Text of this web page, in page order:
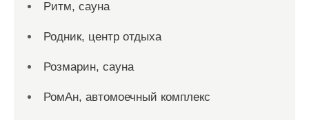
Ритм, сауна
Родник, центр отдыха
Розмарин, сауна
РомАн, автомоечный комплекс